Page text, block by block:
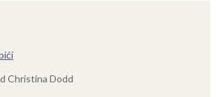
Christina Dodd